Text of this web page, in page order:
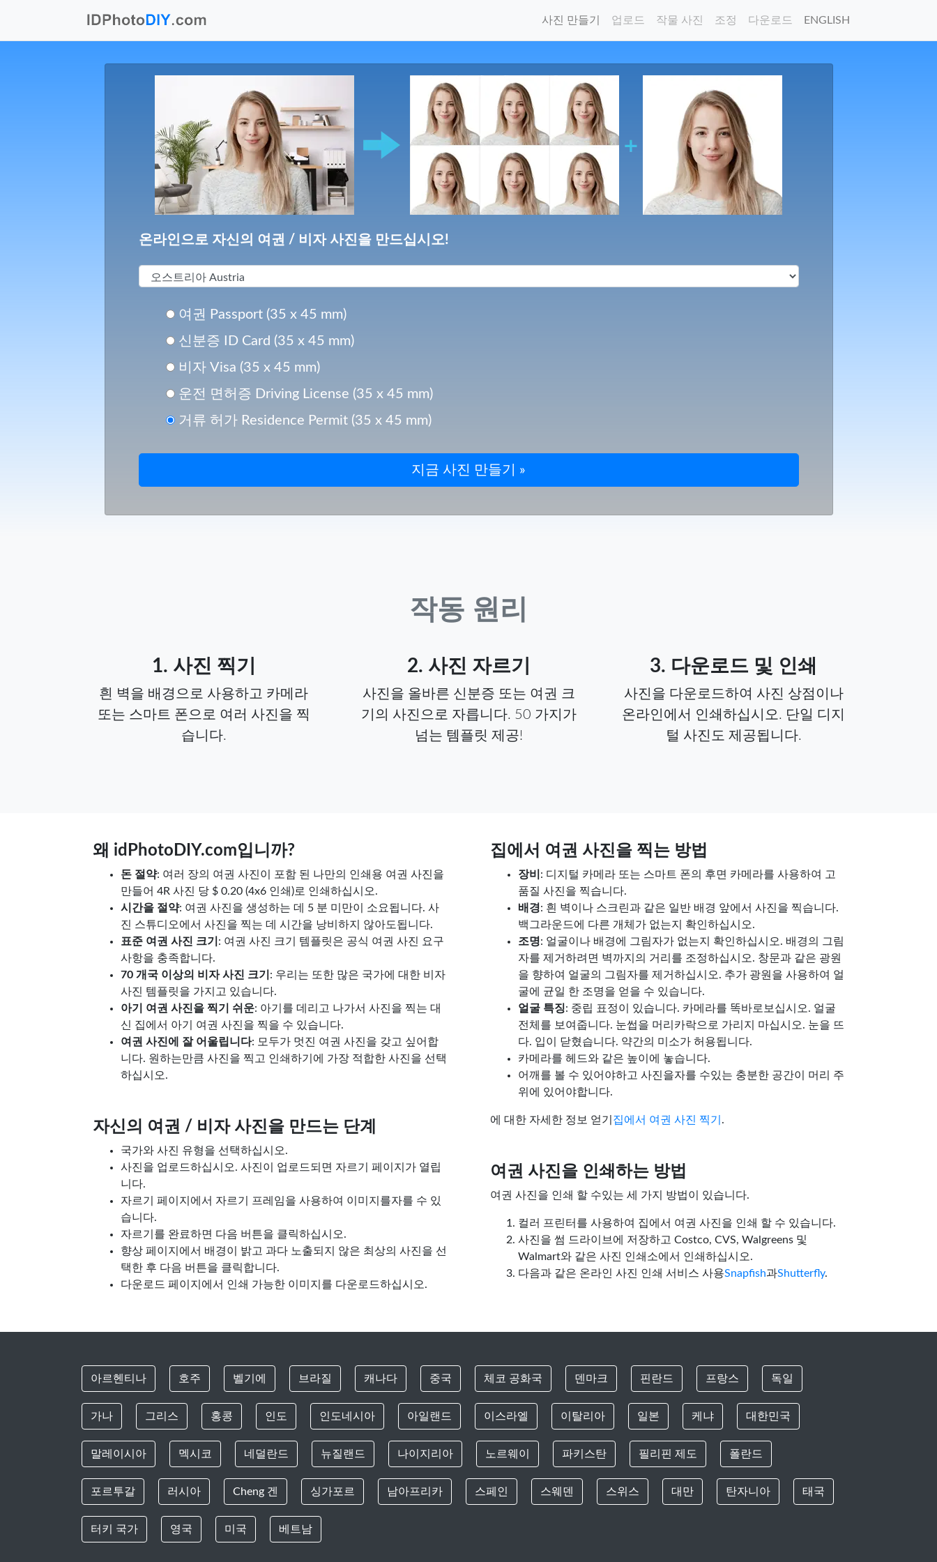
사진 만들기 업로드 작물 사진 조정 다운로드 ENGLISH
온라인으로 자신의 여권 / 비자 사진을 만드십시오!
여권 Passport (35 x 45 mm)
신분증 ID Card (35 x 45 mm)
비자 Visa (35 x 45 mm)
운전 면허증 Driving License (35 x 45 mm)
거류 허가 Residence Permit (35 x 45 mm)
작동 원리
1. 사진 찍기
흰 벽을 배경으로 사용하고 카메라
또는 스마트 폰으로 여러 사진을 찍
습니다.
2. 사진 자르기
사진을 올바른 신분증 또는 여권 크
기의 사진으로 자릅니다. 50 가지가
넘는 템플릿 제공!
3. 다운로드 및 인쇄
사진을 다운로드하여 사진 상점이나
온라인에서 인쇄하십시오. 단일 디지
털 사진도 제공됩니다.
왜 idPhotoDIY.com입니까?
돈 절약: 여러 장의 여권 사진이 포함 된 나만의 인쇄용 여권 사진을
만들어 4R 사진 당 $ 0.20 (4x6 인쇄)로 인쇄하십시오.
시간을 절약: 여권 사진을 생성하는 데 5 분 미만이 소요됩니다. 사
진 스튜디오에서 사진을 찍는 데 시간을 낭비하지 않아도됩니다.
표준 여권 사진 크기 : 여권 사진 크기 템플릿은 공식 여권 사진 요구
사항을 충족합니다.
70 개국 이상의 비자 사진 크기 : 우리는 또한 많은 국가에 대한 비자
사진 템플릿을 가지고 있습니다.
아기 여권 사진을 찍기 쉬운: 아기를 데리고 나가서 사진을 찍는 대
신 집에서 아기 여권 사진을 찍을 수 있습니다.
여권 사진에 잘 어울립니다: 모두가 멋진 여권 사진을 갖고 싶어합
니다. 원하는만큼 사진을 찍고 인쇄하기에 가장 적합한 사진을 선택
하십시오.
자신의 여권 / 비자 사진을 만드는 단계
국가와 사진 유형을 선택하십시오.
사진을 업로드하십시오. 사진이 업로드되면 자르기 페이지가 열립
니다.
자르기 페이지에서 자르기 프레임을 사용하여 이미지를자를 수 있
습니다.
자르기를 완료하면 다음 버튼을 클릭하십시오.
향상 페이지에서 배경이 밝고 과다 노출되지 않은 최상의 사진을 선
택한 후 다음 버튼을 클릭합니다.
다운로드 페이지에서 인쇄 가능한 이미지를 다운로드하십시오.
집에서 여권 사진을 찍는 방법
장비 : 디지털 카메라 또는 스마트 폰의 후면 카메라를 사용하여 고
품질 사진을 찍습니다.
배경: 흰 벽이나 스크린과 같은 일반 배경 앞에서 사진을 찍습니다.
백그라운드에 다른 개체가 없는지 확인하십시오.
조명: 얼굴이나 배경에 그림자가 없는지 확인하십시오. 배경의 그림
자를 제거하려면 벽까지의 거리를 조정하십시오. 창문과 같은 광원
을 향하여 얼굴의 그림자를 제거하십시오. 추가 광원을 사용하여 얼
굴에 균일 한 조명을 얻을 수 있습니다.
얼굴 특징: 중립 표정이 있습니다. 카메라를 똑바로보십시오. 얼굴
전체를 보여줍니다. 눈썹을 머리카락으로 가리지 마십시오. 눈을 뜨
다. 입이 닫혔습니다. 약간의 미소가 허용됩니다.
카메라를 헤드와 같은 높이에 놓습니다.
어깨를 볼 수 있어야하고 사진을자를 수있는 충분한 공간이 머리 주
위에 있어야합니다.
에 대한 자세한 정보 얻기 집에서 여권 사진 찍기 .
여권 사진을 인쇄하는 방법
여권 사진을 인쇄 할 수있는 세 가지 방법이 있습니다.
컬러 프린터를 사용하여 집에서 여권 사진을 인쇄 할 수 있습니다.
사진을 썸 드라이브에 저장하고 Costco, CVS, Walgreens 및
Walmart와 같은 사진 인쇄소에서 인쇄하십시오.
다음과 같은 온라인 사진 인쇄 서비스 사용Snapfish과Shutterfly.
아르헨티나 호주 벨기에 브라질 캐나다 중국 체코 공화국 덴마크 핀란드 프랑스 독일
가나 그리스 홍콩 인도 인도네시아 아일랜드 이스라엘 이탈리아 일본 케냐 대한민국
말레이시아 멕시코 네덜란드 뉴질랜드 나이지리아 노르웨이 파키스탄 필리핀 제도 폴란드
포르투갈 러시아 Cheng 겐 싱가포르 남아프리카 스페인 스웨덴 스위스 대만 탄자니아 태국
터키 국가 영국 미국 베트남